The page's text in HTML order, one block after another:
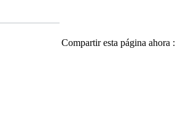
Compartir esta página ahora :